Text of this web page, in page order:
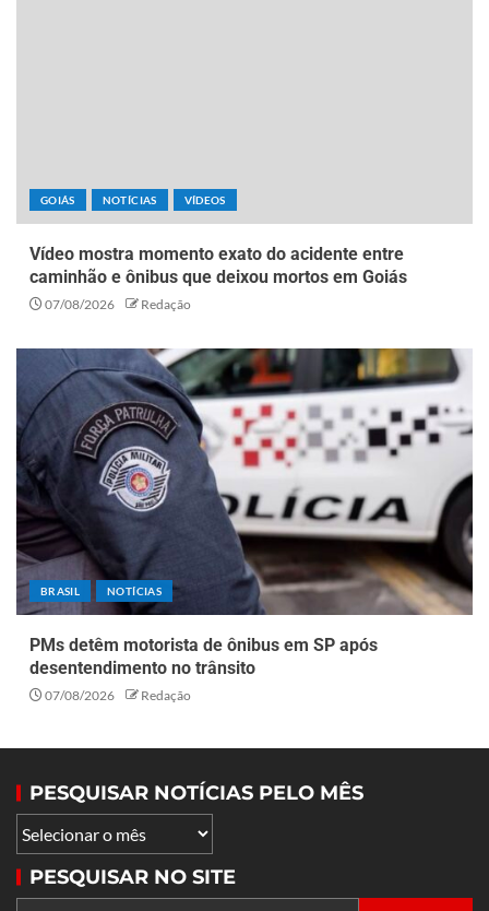
GOIÁS NOTÍCIAS VÍDEOS
Vídeo mostra momento exato do acidente entre
caminhão e ônibus que deixou mortos em Goiás
07/08/2026 Redação
BRASIL NOTÍCIAS
PMs detêm motorista de ônibus em SP após
desentendimento no trânsito
07/08/2026 Redação
PESQUISAR NOTÍCIAS PELO MÊS
PESQUISAR NO SITE